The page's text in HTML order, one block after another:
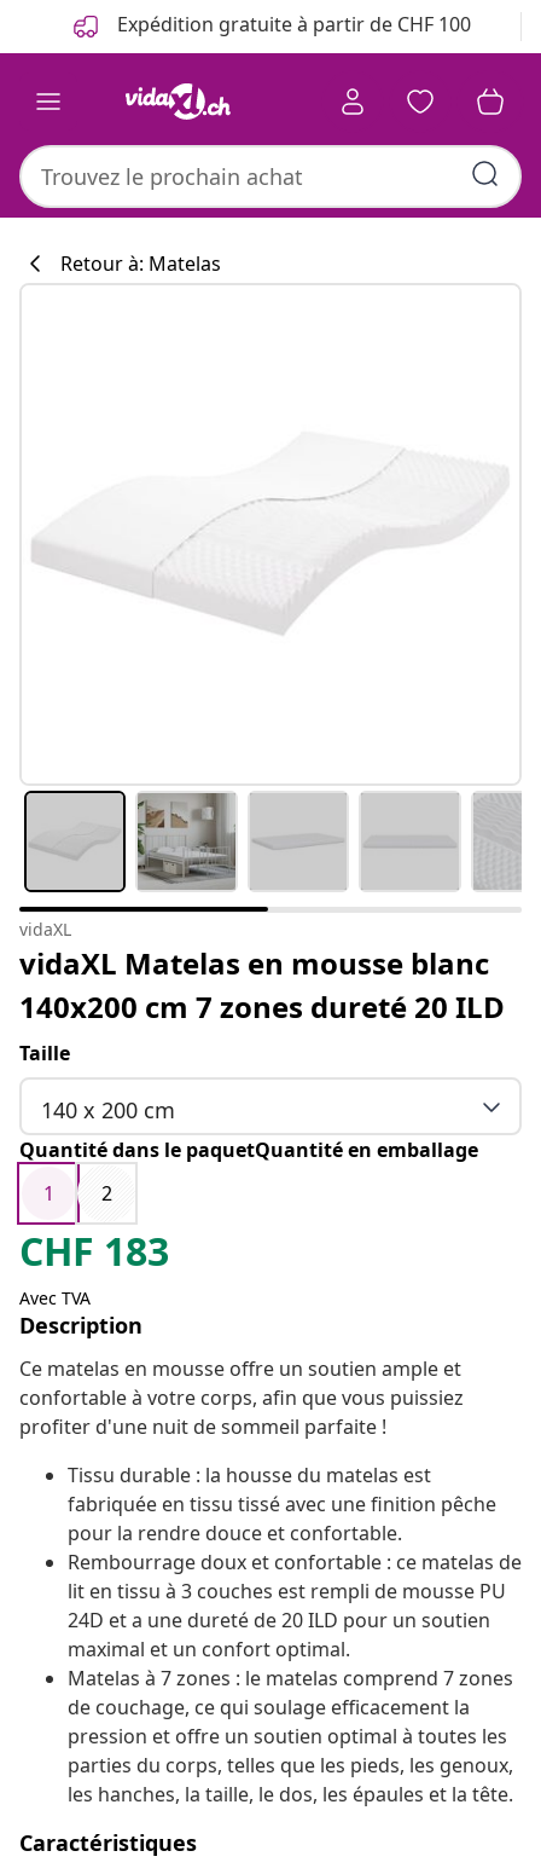
Précédent Expédition gratuite à partir de CHF 100
Retour à: Matelas
vidaXL
vidaXL Matelas en mousse blanc
140x200 cm 7 zones dureté 20 ILD
Taille
140 x 200 cm
Quantité dans le paquetQuantité en emballage
1
2
CHF 183
Avec TVA
Description
Ce matelas en mousse offre un soutien ample et
confortable à votre corps, afin que vous puissiez
profiter d'une nuit de sommeil parfaite !
Tissu durable : la housse du matelas est
fabriquée en tissu tissé avec une finition pêche
pour la rendre douce et confortable.
Rembourrage doux et confortable : ce matelas de
lit en tissu à 3 couches est rempli de mousse PU
24D et a une dureté de 20 ILD pour un soutien
maximal et un confort optimal.
Matelas à 7 zones : le matelas comprend 7 zones
de couchage, ce qui soulage efficacement la
pression et offre un soutien optimal à toutes les
parties du corps, telles que les pieds, les genoux,
les hanches, la taille, le dos, les épaules et la tête.
Caractéristiques